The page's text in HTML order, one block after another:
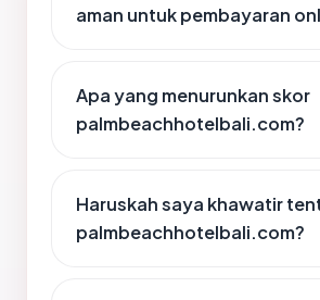
aman untuk pembayaran
Apa yang menurunkan skor
palmbeachhotelbali.com?
Haruskah saya khawatir
palmbeachhotelbali.com?